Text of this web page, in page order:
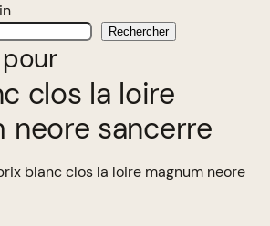
Rechercher
clos la loire
neore sancerre
blanc clos la loire magnum neore